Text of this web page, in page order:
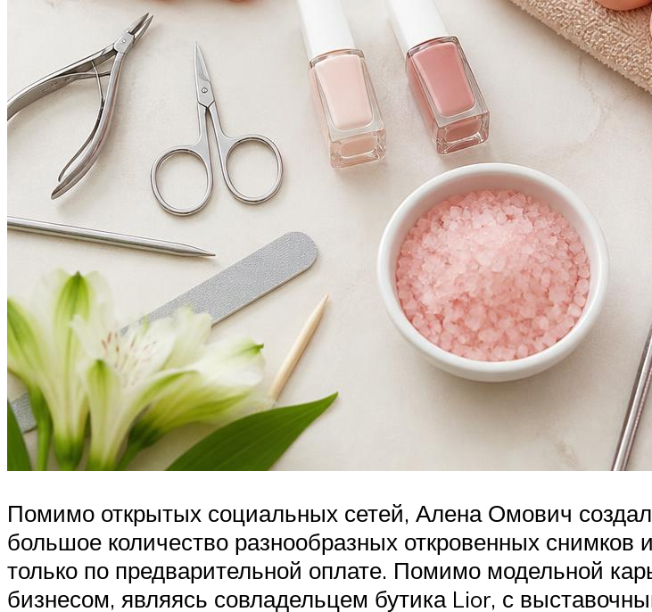
Помимо открытых социальных сетей, Алена Омович
большое количество разнообразных откровенных
только по предварительной оплате. Помимо модельной
бизнесом, являясь совладельцем бутика Lior, с